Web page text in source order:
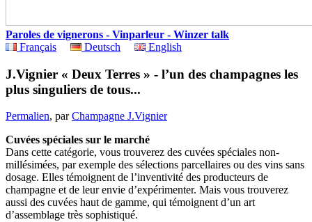
Paroles de vignerons - Vinparleur - Winzer talk
Français
Deutsch English
J.Vignier « Deux Terres » - l’un des champagnes les
plus singuliers de tous...
Permalien, parChampagne J.Vignier
Cuvées spéciales sur le marché
Dans cette catégorie, vous trouverez des cuvées spéciales non-
millésimées, par exemple des sélections parcellaires ou des vins sans
dosage. Elles témoignent de l’inventivité des producteurs de
champagne et de leur envie d’expérimenter. Mais vous trouverez
aussi des cuvées haut de gamme, qui témoignent d’un art
d’assemblage très sophistiqué.